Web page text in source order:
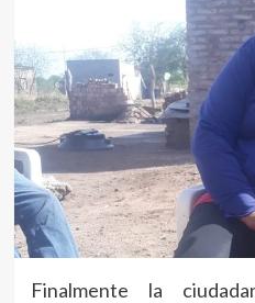
Finalmente la